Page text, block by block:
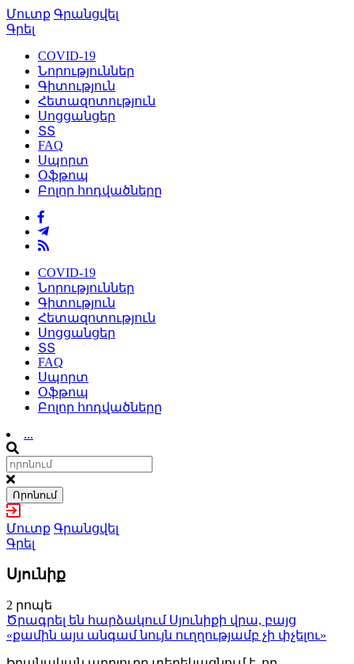
Մուտք Գրանցվել
Գրել
COVID-19
Նորություններ
Գիտություն
Հետազոտություն
Սոցցանցեր
ՏՏ
FAQ
Սպորտ
Օֆթոպ
Բոլոր հոդվածները
COVID-19
Նորություններ
Գիտություն
Հետազոտություն
Սոցցանցեր
ՏՏ
FAQ
Սպորտ
Օֆթոպ
Բոլոր հոդվածները
...
Որոնում
Մուտք Գրանցվել
Գրել
Սյունիք
2 րոպե
Ծրագրել են հարձակում Սյունիքի վրա, բայց
«քամին այս անգամ նույն ուղղությամբ չի փչելու»